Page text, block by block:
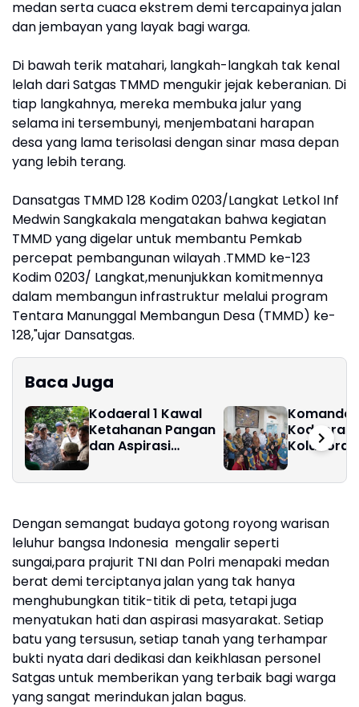
medan serta cuaca ekstrem demi tercapainya jalan
dan jembayan yang layak bagi warga.
Di bawah terik matahari, langkah-langkah tak kenal
lelah dari Satgas TMMD mengukir jejak keberanian. Di
tiap langkahnya, mereka membuka jalur yang
selama ini tersembunyi, menjembatani harapan
desa yang lama terisolasi dengan sinar masa depan
yang lebih terang.
Dansatgas TMMD 128 Kodim 0203/Langkat Letkol Inf
Medwin Sangkakala mengatakan bahwa kegiatan
TMMD yang digelar untuk membantu Pemkab
percepat pembangunan wilayah .TMMD ke-123
Kodim 0203/ Langkat,menunjukkan komitmennya
dalam membangun infrastruktur melalui program
Tentara Manunggal Membangun Desa (TMMD) ke-
128,"ujar Dansatgas.
Baca Juga
Kodaeral 1 Kawal
Ketahanan Pangan
dan Aspirasi
Limau Manis ‎
Kodaeral
Kolaborasi
Pirngadi
Dengan semangat budaya gotong royong warisan
leluhur bangsa Indonesia mengalir seperti
sungai,para prajurit TNI dan Polri menapaki medan
berat demi terciptanya jalan yang tak hanya
menghubungkan titik-titik di peta, tetapi juga
menyatukan hati dan aspirasi masyarakat. Setiap
batu yang tersusun, setiap tanah yang terhampar
bukti nyata dari dedikasi dan keikhlasan personel
Satgas untuk memberikan yang terbaik bagi warga
yang sangat merindukan jalan bagus.